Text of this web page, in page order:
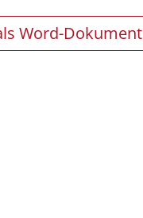
Word-Dokument